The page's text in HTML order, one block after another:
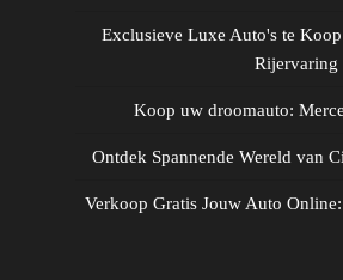
Exclusieve Luxe Auto's te
Rijervaring
Koop uw droomauto:
Ontdek Spannende Wereld van
Verkoop Gratis Jouw Auto